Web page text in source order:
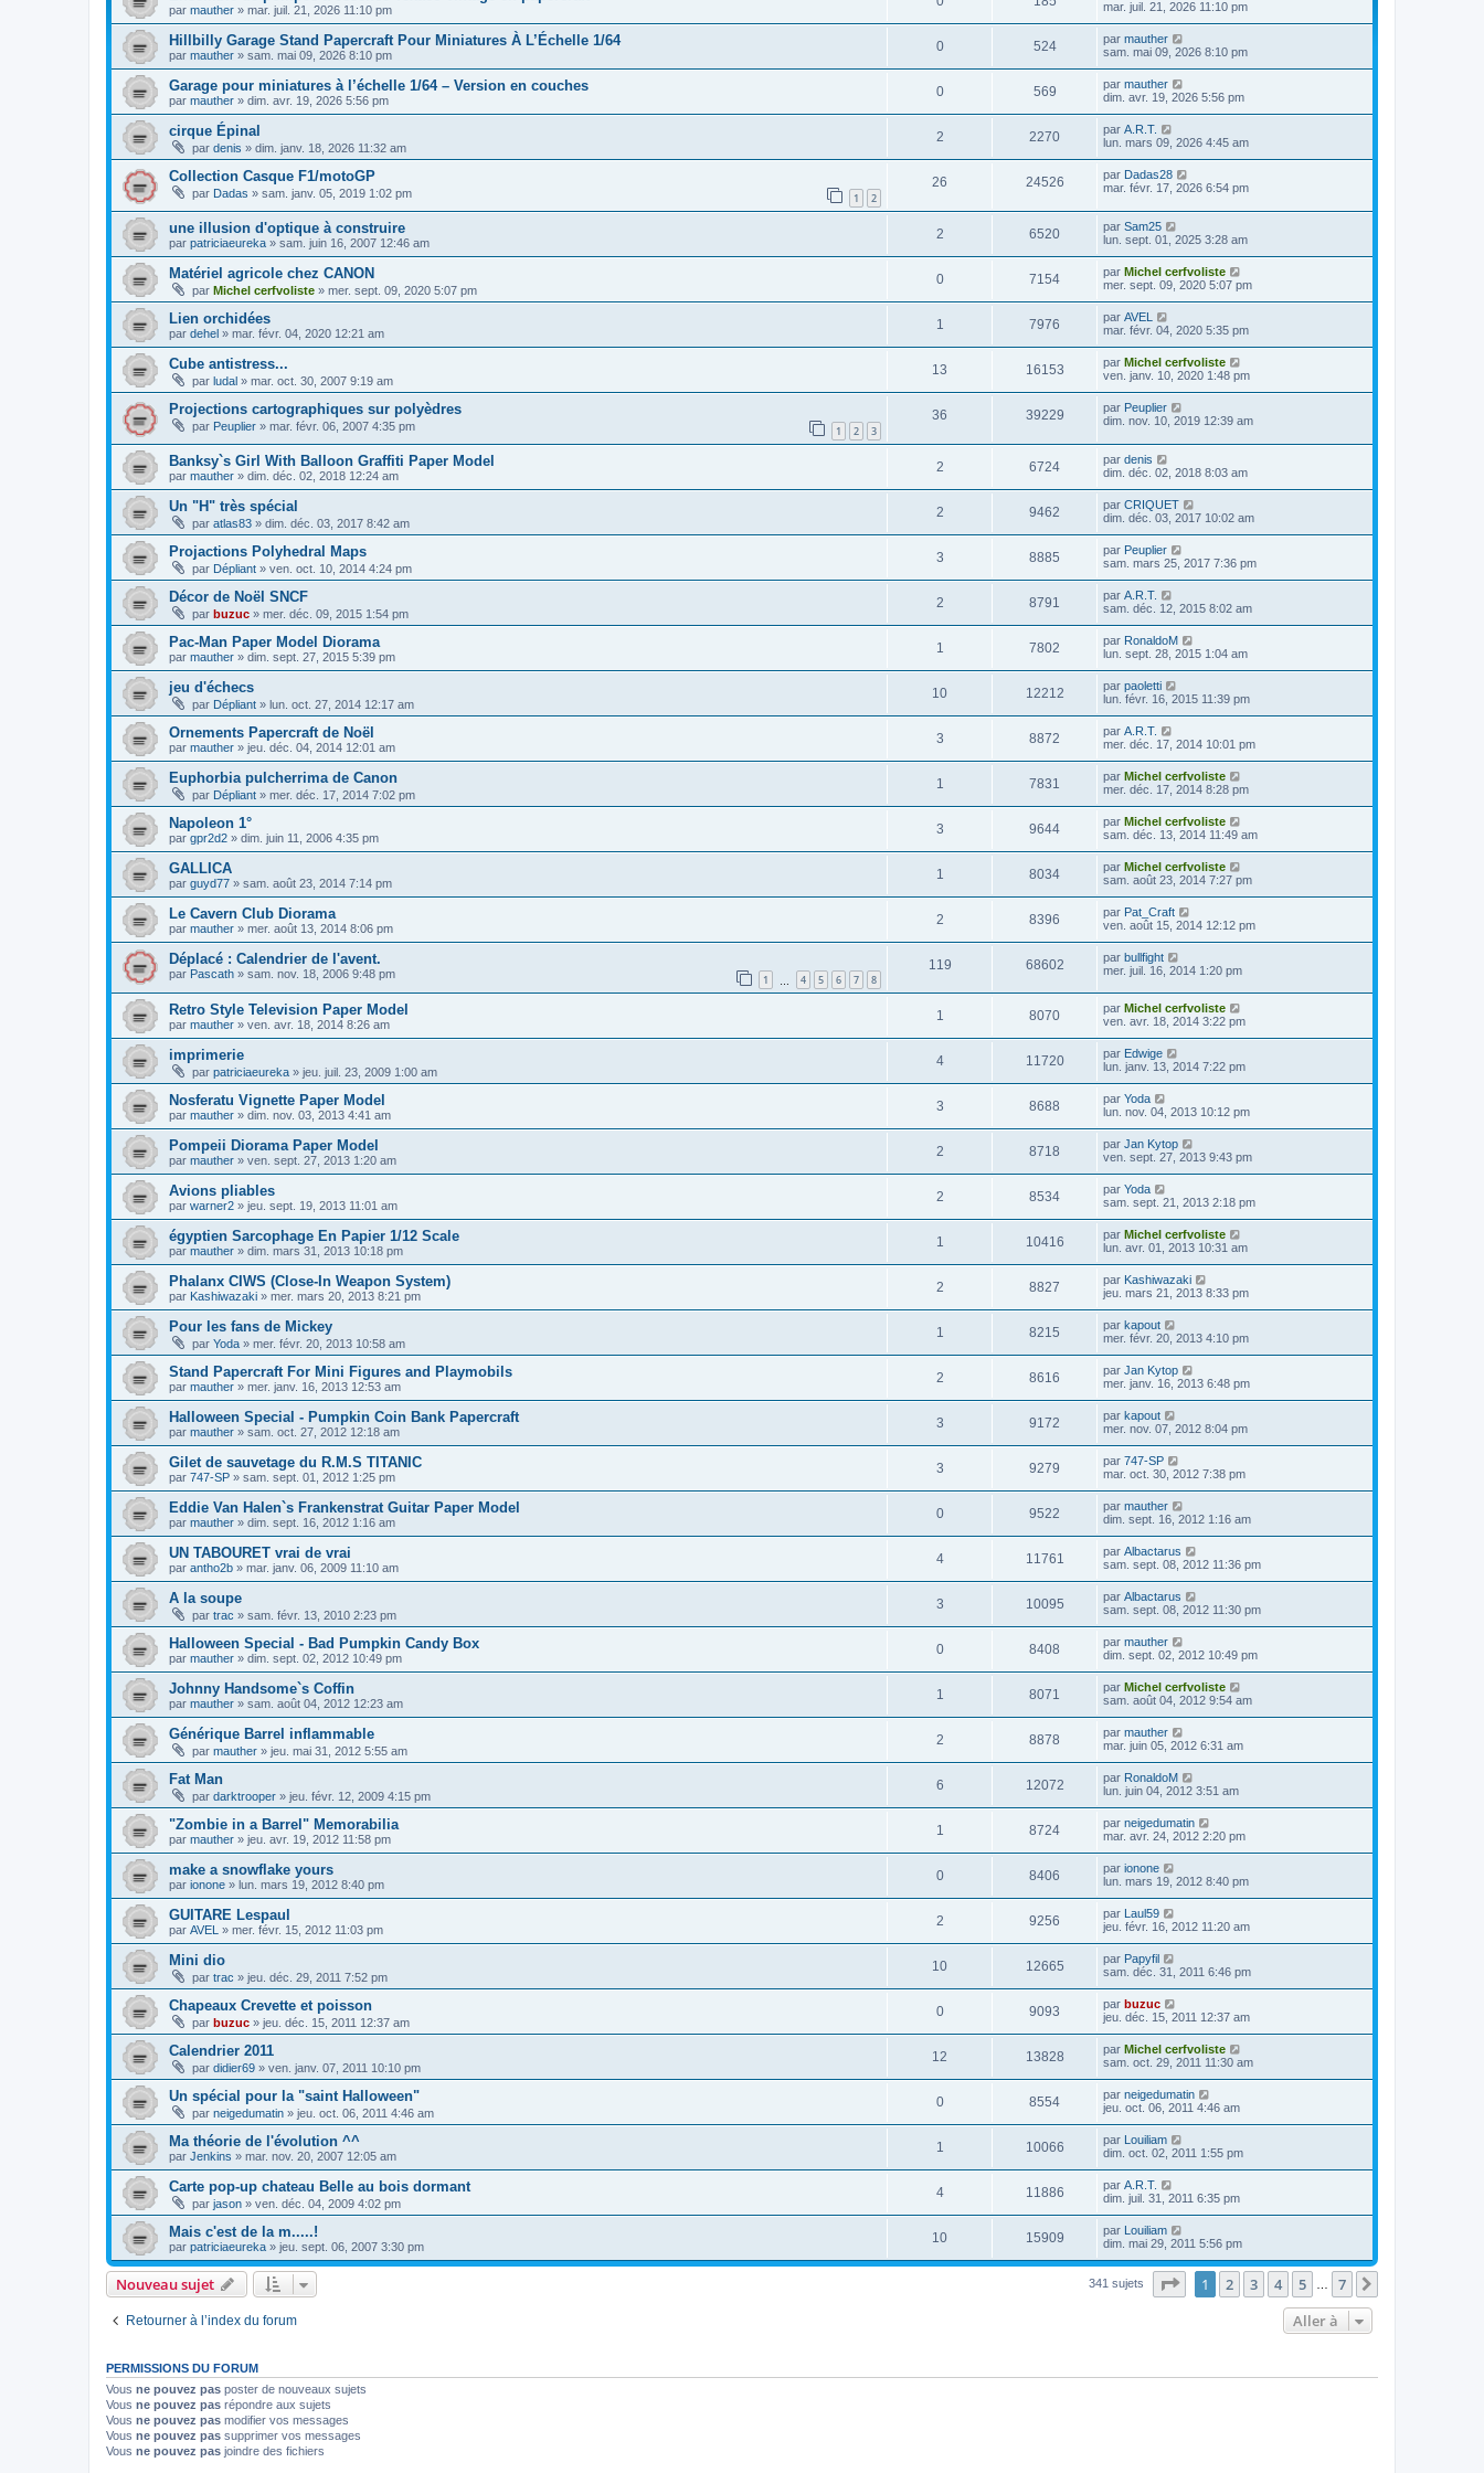
par mauther » mar. juil. 21, 2026 11:10 pm
mar. juil. 21, 2026 11:10 pm
Hillbilly Garage Stand Papercraft Pour Miniatures À L’Échelle 1/64
par mauther » sam. mai 09, 2026 8:10 pm
0 524 par mauther
sam. mai 09, 2026 8:10 pm
Garage pour miniatures à l’échelle 1/64 – Version en couches
par mauther » dim. avr. 19, 2026 5:56 pm
0 569 par mauther
dim. avr. 19, 2026 5:56 pm
cirque Épinal
par denis » dim. janv. 18, 2026 11:32 am
2 2270 par A.R.T.
lun. mars 09, 2026 4:45 am
Collection Casque F1/motoGP
par Dadas » sam. janv. 05, 2019 1:02 pm 1 2
26 24526 par Dadas28
mar. févr. 17, 2026 6:54 pm
une illusion d'optique à construire
par patriciaeureka » sam. juin 16, 2007 12:46 am
2 6520 par Sam25
lun. sept. 01, 2025 3:28 am
Matériel agricole chez CANON
par Michel cerfvoliste » mer. sept. 09, 2020 5:07 pm
0 7154 par Michel cerfvoliste
mer. sept. 09, 2020 5:07 pm
Lien orchidées
par dehel » mar. févr. 04, 2020 12:21 am
1 7976 par AVEL
mar. févr. 04, 2020 5:35 pm
Cube antistress...
par ludal » mar. oct. 30, 2007 9:19 am
13 16153 par Michel cerfvoliste
ven. janv. 10, 2020 1:48 pm
Projections cartographiques sur polyèdres
par Peuplier » mar. févr. 06, 2007 4:35 pm 1 2 3
36 39229 par Peuplier
dim. nov. 10, 2019 12:39 am
Banksy`s Girl With Balloon Graffiti Paper Model
par mauther » dim. déc. 02, 2018 12:24 am
2 6724 par denis
dim. déc. 02, 2018 8:03 am
Un "H" très spécial
par atlas83 » dim. déc. 03, 2017 8:42 am
2 9462 par CRIQUET
dim. déc. 03, 2017 10:02 am
Projactions Polyhedral Maps
par Dépliant » ven. oct. 10, 2014 4:24 pm
3 8885 par Peuplier
sam. mars 25, 2017 7:36 pm
Décor de Noël SNCF
par buzuc » mer. déc. 09, 2015 1:54 pm
2 8791 par A.R.T.
sam. déc. 12, 2015 8:02 am
Pac-Man Paper Model Diorama
par mauther » dim. sept. 27, 2015 5:39 pm
1 7802 par RonaldoM
lun. sept. 28, 2015 1:04 am
jeu d'échecs
par Dépliant » lun. oct. 27, 2014 12:17 am
10 12212 par paoletti
lun. févr. 16, 2015 11:39 pm
Ornements Papercraft de Noël
par mauther » jeu. déc. 04, 2014 12:01 am
3 8872 par A.R.T.
mer. déc. 17, 2014 10:01 pm
Euphorbia pulcherrima de Canon
par Dépliant » mer. déc. 17, 2014 7:02 pm
1 7831 par Michel cerfvoliste
mer. déc. 17, 2014 8:28 pm
Napoleon 1°
par gpr2d2 » dim. juin 11, 2006 4:35 pm
3 9644 par Michel cerfvoliste
sam. déc. 13, 2014 11:49 am
GALLICA
par guyd77 » sam. août 23, 2014 7:14 pm
1 8034 par Michel cerfvoliste
sam. août 23, 2014 7:27 pm
Le Cavern Club Diorama
par mauther » mer. août 13, 2014 8:06 pm
2 8396 par Pat_Craft
ven. août 15, 2014 12:12 pm
Déplacé : Calendrier de l'avent.
par Pascath » sam. nov. 18, 2006 9:48 pm 1 4 5 6 7 8
119 68602 par bullfight
mer. juil. 16, 2014 1:20 pm
Retro Style Television Paper Model
par mauther » ven. avr. 18, 2014 8:26 am
1 8070 par Michel cerfvoliste
ven. avr. 18, 2014 3:22 pm
imprimerie
par patriciaeureka » jeu. juil. 23, 2009 1:00 am
4 11720 par Edwige
lun. janv. 13, 2014 7:22 pm
Nosferatu Vignette Paper Model
par mauther » dim. nov. 03, 2013 4:41 am
3 8688 par Yoda
lun. nov. 04, 2013 10:12 pm
Pompeii Diorama Paper Model
par mauther » ven. sept. 27, 2013 1:20 am
2 8718 par Jan Kytop
ven. sept. 27, 2013 9:43 pm
Avions pliables
par warner2 » jeu. sept. 19, 2013 11:01 am
2 8534 par Yoda
sam. sept. 21, 2013 2:18 pm
égyptien Sarcophage En Papier 1/12 Scale
par mauther » dim. mars 31, 2013 10:18 pm
1 10416 par Michel cerfvoliste
lun. avr. 01, 2013 10:31 am
Phalanx CIWS (Close-In Weapon System)
par Kashiwazaki » mer. mars 20, 2013 8:21 pm
2 8827 par Kashiwazaki
jeu. mars 21, 2013 8:33 pm
Pour les fans de Mickey
par Yoda » mer. févr. 20, 2013 10:58 am
1 8215 par kapout
mer. févr. 20, 2013 4:10 pm
Stand Papercraft For Mini Figures and Playmobils
par mauther » mer. janv. 16, 2013 12:53 am
2 8616 par Jan Kytop
mer. janv. 16, 2013 6:48 pm
Halloween Special - Pumpkin Coin Bank Papercraft
par mauther » sam. oct. 27, 2012 12:18 am
3 9172 par kapout
mer. nov. 07, 2012 8:04 pm
Gilet de sauvetage du R.M.S TITANIC
par 747-SP » sam. sept. 01, 2012 1:25 pm
3 9279 par 747-SP
mar. oct. 30, 2012 7:38 pm
Eddie Van Halen`s Frankenstrat Guitar Paper Model
par mauther » dim. sept. 16, 2012 1:16 am
0 9522 par mauther
dim. sept. 16, 2012 1:16 am
UN TABOURET vrai de vrai
par antho2b » mar. janv. 06, 2009 11:10 am
4 11761 par Albactarus
sam. sept. 08, 2012 11:36 pm
A la soupe
par trac » sam. févr. 13, 2010 2:23 pm
3 10095 par Albactarus
sam. sept. 08, 2012 11:30 pm
Halloween Special - Bad Pumpkin Candy Box
par mauther » dim. sept. 02, 2012 10:49 pm
0 8408 par mauther
dim. sept. 02, 2012 10:49 pm
Johnny Handsome`s Coffin
par mauther » sam. août 04, 2012 12:23 am
1 8071 par Michel cerfvoliste
sam. août 04, 2012 9:54 am
Générique Barrel inflammable
par mauther » jeu. mai 31, 2012 5:55 am
2 8878 par mauther
mar. juin 05, 2012 6:31 am
Fat Man
par darktrooper » jeu. févr. 12, 2009 4:15 pm
6 12072 par RonaldoM
lun. juin 04, 2012 3:51 am
"Zombie in a Barrel" Memorabilia
par mauther » jeu. avr. 19, 2012 11:58 pm
1 8724 par neigedumatin
mar. avr. 24, 2012 2:20 pm
make a snowflake yours
par ionone » lun. mars 19, 2012 8:40 pm
0 8406 par ionone
lun. mars 19, 2012 8:40 pm
GUITARE Lespaul
par AVEL » mer. févr. 15, 2012 11:03 pm
2 9256 par
Laul59
jeu. févr. 16, 2012 11:20 am
Mini dio
par trac » jeu. déc. 29, 2011 7:52 pm
10 12665 par Papyfil
sam. déc. 31, 2011 6:46 pm
Chapeaux Crevette et poisson
par buzuc » jeu. déc. 15, 2011 12:37 am
0 9093 par buzuc
jeu. déc. 15, 2011 12:37 am
Calendrier 2011
par didier69 » ven. janv. 07, 2011 10:10 pm
12 13828 par Michel cerfvoliste
sam. oct. 29, 2011 11:30 am
Un spécial pour la "saint Halloween"
par neigedumatin » jeu. oct. 06, 2011 4:46 am
0 8554 par neigedumatin
jeu. oct. 06, 2011 4:46 am
Ma théorie de l'évolution ^^
par Jenkins » mar. nov. 20, 2007 12:05 am
1 10066 par
Louiliam
dim. oct. 02, 2011 1:55 pm
Carte pop-up chateau Belle au bois dormant
par jason » ven. déc. 04, 2009 4:02 pm
4 11886 par A.R.T.
dim. juil. 31, 2011 6:35 pm
Mais c'est de la m.....!
par patriciaeureka » jeu. sept. 06, 2007 3:30 pm
10 15909 par
Louiliam
dim. mai 29, 2011 5:56 pm
Nouveau sujet 341 sujets Page sur7
1 2 3 4 5 7
Retourner à l’index du forum Aller à
PERMISSIONS DU FORUM
Vous ne pouvez pas poster de nouveaux sujets
Vous ne pouvez pas répondre aux sujets
Vous ne pouvez pas modifier vos messages
Vous ne pouvez pas supprimer vos messages
Vous ne pouvez pas joindre des fichiers